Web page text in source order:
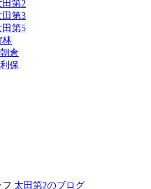
第2
田第3
田第5
林
倉
保
フ 太田第2のブログ